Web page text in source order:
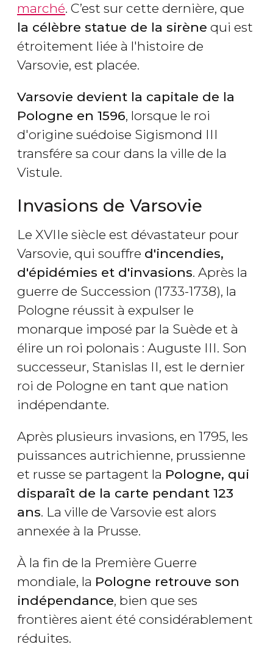
marché. C’est sur cette dernière, que
la célèbre statue de la sirène qui est
étroitement liée à l'histoire de
Varsovie, est placée.
Varsovie devient la capitale de la
Pologne en 1596, lorsque le roi
d'origine suédoise Sigismond III
transfére sa cour dans la ville de la
Vistule.
Invasions de Varsovie
Le XVIIe siècle est dévastateur pour
Varsovie, qui souffre d'incendies,
d'épidémies et d'invasions. Après la
guerre de Succession (1733-1738), la
Pologne réussit à expulser le
monarque imposé par la Suède et à
élire un roi polonais : Auguste III. Son
successeur, Stanislas II, est le dernier
roi de Pologne en tant que nation
indépendante.
Après plusieurs invasions, en 1795, les
puissances autrichienne, prussienne
et russe se partagent la Pologne, qui
disparaît de la carte pendant 123
ans. La ville de Varsovie est alors
annexée à la Prusse.
À la fin de la Première Guerre
mondiale, la Pologne retrouve son
indépendance, bien que ses
frontières aient été considérablement
réduites.